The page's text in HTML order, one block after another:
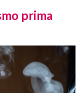
prima